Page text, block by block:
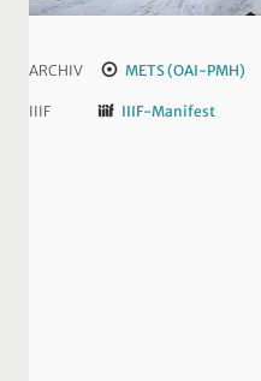
ARCHIV METS (OAI-PMH)
IIIF IIIF-Manifest